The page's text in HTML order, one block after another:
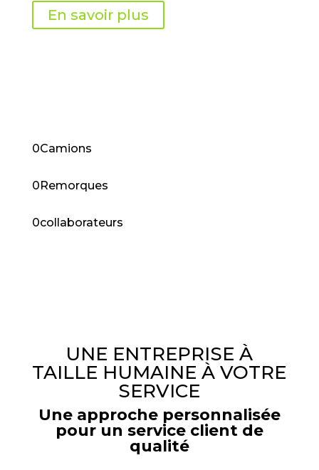
En savoir plus
0Camions
0 Remorques
0collaborateurs
UNE ENTREPRISE À
TAILLE HUMAINE À VOTRE
SERVICE
Une approche personnalisée
pour un service client de
qualité